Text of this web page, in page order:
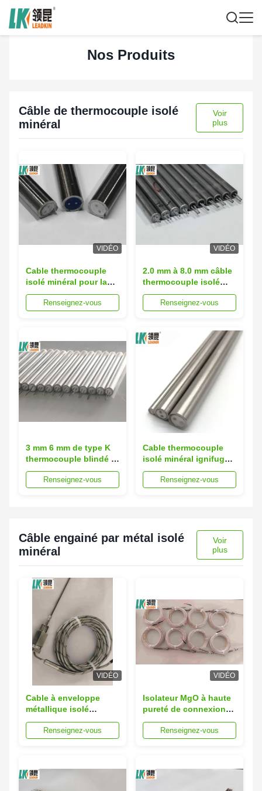
Nos Produits
Câble de thermocouple isolé
minéral
Voir
plus
VIDÉO
Cable thermocouple
isolé minéral pour la
mesure de la
température
Renseignez-vous
VIDÉO
2.0 mm à 8.0 mm câble
thermocouple isolé
minéral solide
Renseignez-vous
3 mm 6 mm de type K
thermocouple blindé fil
Pt100 câble de
prolongation SS 321
Renseignez-vous
Cable thermocouple
isolé minéral ignifugé
de type K/N/E/J/T/S/R/B
avec fonction d'essai
Renseignez-vous
Câble engainé par métal isolé
minéral
Voir
plus
VIDÉO
Cable à enveloppe
métallique isolé
minéral de haute
performance certifié CE
Renseignez-vous
VIDÉO
Isolateur MgO à haute
pureté de connexion
thermocouple et
machine-instrument
Renseignez-vous